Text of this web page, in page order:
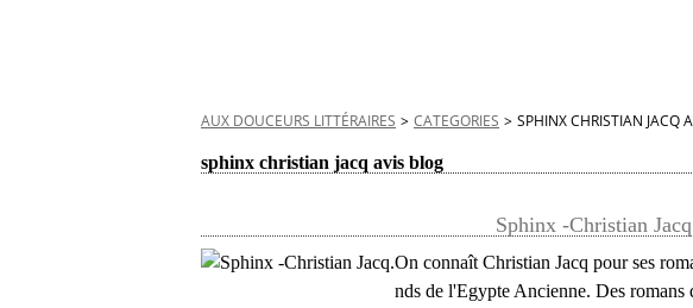
AUX DOUCEURS LITTÉRAIRES > CATEGORIES > SPHINX CHRISTIAN JACQ
sphinx christian jacq avis blog
Sphinx -Christian
On connaît Christian Jacq pour ses
nds de l'Egypte Ancienne. Des